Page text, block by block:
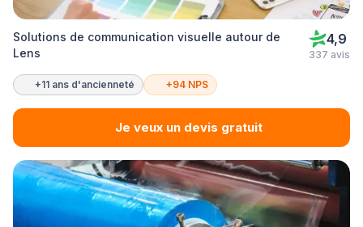
Solutions de communication visuelle autour de
Lens
4,9
337 avis
+11 ans d'ancienneté +94 NPS
Je veux un devis gratuit